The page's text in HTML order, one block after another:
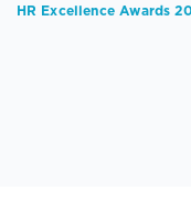
HR Excellence Awards